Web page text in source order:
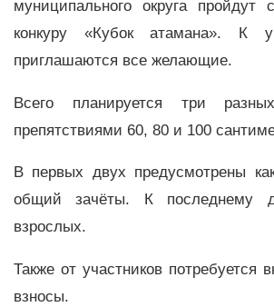
муниципального округа пройдут
конкуру «Кубок атамана». К
приглашаются все желающие.
Всего планируется три
препятствиями 60, 80 и 100
В первых двух предусмотрены
общий зачёты. К последнему
взрослых.
Также от участников потребуется
взносы.